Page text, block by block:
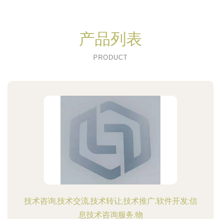
产品列表
PRODUCT
技术咨询,技术交流,技术转让,技术推广;软件开发;信
息技术咨询服务;物